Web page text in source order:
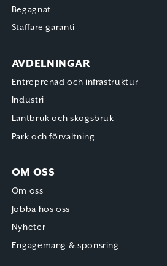
Begagnat
Staffare garanti
AVDELNINGAR
Entreprenad och infrastruktur
Industri
Lantbruk och skogsbruk
Park och förvaltning
OM OSS
Om oss
Jobba hos oss
Nyheter
Engagemang & sponsring